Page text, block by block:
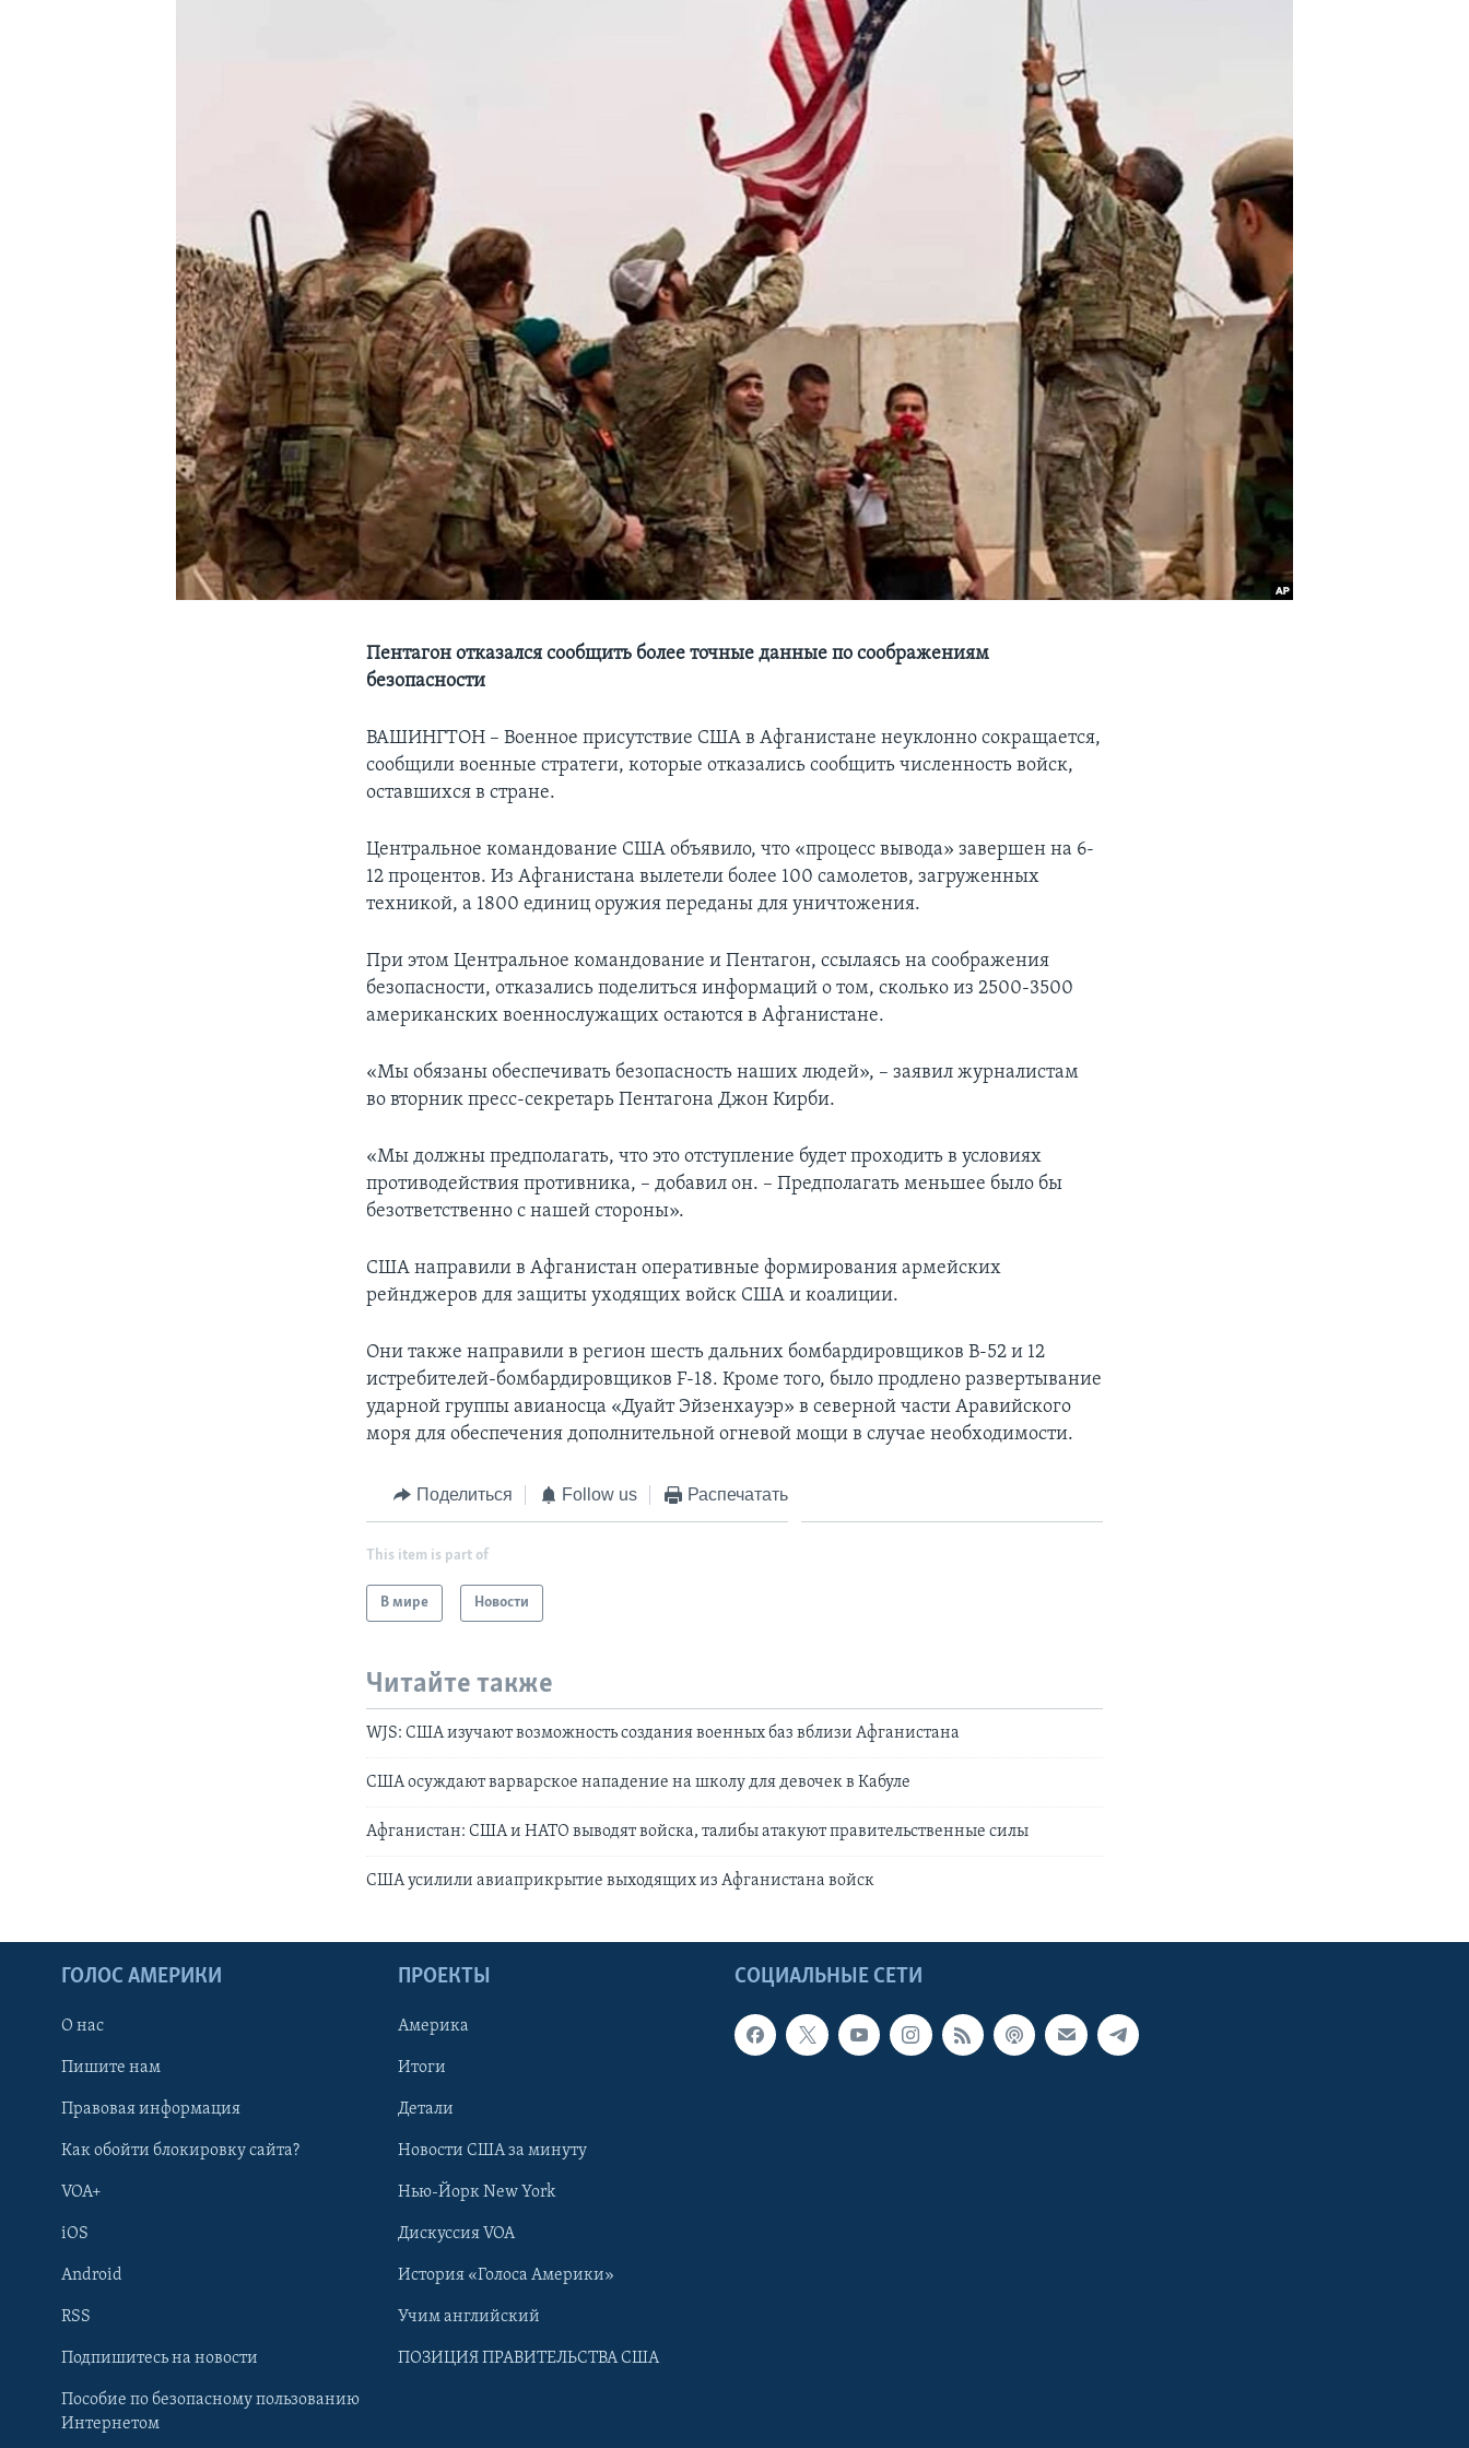
Learning English
Пентагон отказался сообщить более точные данные по соображениям
безопасности
ВАШИНГТОН – Военное присутствие США в Афганистане неуклонно сокращается,
сообщили военные стратеги, которые отказались сообщить численность войск,
оставшихся в стране.
Центральное командование США объявило, что «процесс вывода» завершен на 6-
12 процентов. Из Афганистана вылетели более 100 самолетов, загруженных
техникой, а 1800 единиц оружия переданы для уничтожения.
При этом Центральное командование и Пентагон, ссылаясь на соображения
безопасности, отказались поделиться информаций о том, сколько из 2500-3500
американских военнослужащих остаются в Афганистане.
«Мы обязаны обеспечивать безопасность наших людей», – заявил журналистам
во вторник пресс-секретарь Пентагона Джон Кирби.
«Мы должны предполагать, что это отступление будет проходить в условиях
противодействия противника, – добавил он. – Предполагать меньшее было бы
безответственно с нашей стороны».
США направили в Афганистан оперативные формирования армейских
рейнджеров для защиты уходящих войск США и коалиции.
Они также направили в регион шесть дальних бомбардировщиков B-52 и 12
истребителей-бомбардировщиков F-18. Кроме того, было продлено развертывание
ударной группы авианосца «Дуайт Эйзенхауэр» в северной части Аравийского
моря для обеспечения дополнительной огневой мощи в случае необходимости.
Поделиться Follow us Распечатать
This item is part of
В мире Новости
Читайте также
WJS: США изучают возможность создания военных баз вблизи Афганистана
США осуждают варварское нападение на школу для девочек в Кабуле
Афганистан: США и НАТО выводят войска, талибы атакуют правительственные силы
США усилили авиаприкрытие выходящих из Афганистана войск
СОЦИАЛЬНЫЕ СЕТИ
ГОЛОС АМЕРИКИ
О нас
Пишите нам
Правовая информация
Как обойти блокировку сайта?
VOA+
iOS
Android
RSS
Подпишитесь на новости
Пособие по безопасному пользованию
Интернетом
ПРОЕКТЫ
Америка
Итоги
Детали
Новости США за минуту
Нью-Йорк New York
Дискуссия VOA
История «Голоса Америки»
Учим английский
ПОЗИЦИЯ ПРАВИТЕЛЬСТВА США